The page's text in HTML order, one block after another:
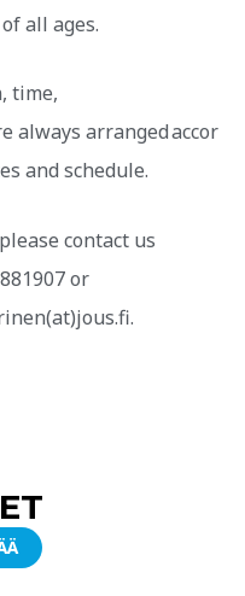
all ages.
time,
always arranged accor
and schedule.
contact us
or